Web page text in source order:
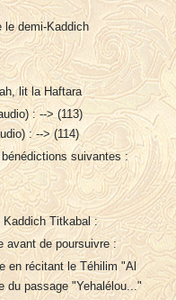
le demi-Kaddich
lit la Haftara
: --> (113)
: --> (114)
suivantes :
Titkabal :
avant de poursuivre :
en récitant le Téhilim "Al
du passage "Yehalélou..."